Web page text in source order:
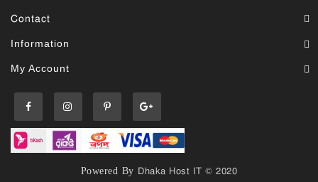
Contact
Information
My Account
Powered By Dhaka Host IT © 2020